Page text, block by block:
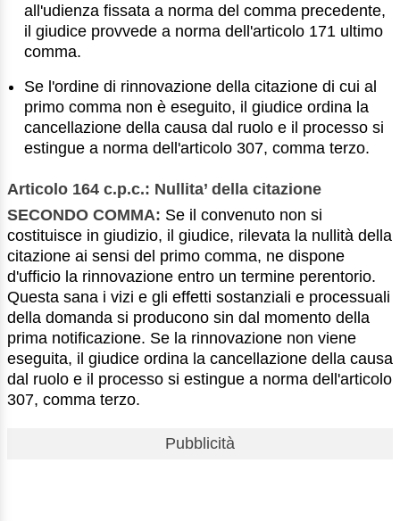
all'udienza fissata a norma del comma precedente,
il giudice provvede a norma dell'articolo 171 ultimo
comma.
Se l'ordine di rinnovazione della citazione di cui al
primo comma non è eseguito, il giudice ordina la
cancellazione della causa dal ruolo e il processo si
estingue a norma dell'articolo 307, comma terzo.
Articolo 164 c.p.c.: Nullita’ della citazione
SECONDO COMMA: Se il convenuto non si
costituisce in giudizio, il giudice, rilevata la nullità della
citazione ai sensi del primo comma, ne dispone
d'ufficio la rinnovazione entro un termine perentorio.
Questa sana i vizi e gli effetti sostanziali e processuali
della domanda si producono sin dal momento della
prima notificazione. Se la rinnovazione non viene
eseguita, il giudice ordina la cancellazione della causa
dal ruolo e il processo si estingue a norma dell'articolo
307, comma terzo.
Pubblicità